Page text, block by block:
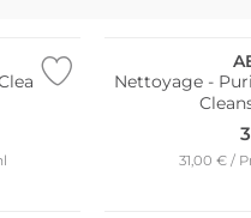
Nettoyage -
31,00 € /